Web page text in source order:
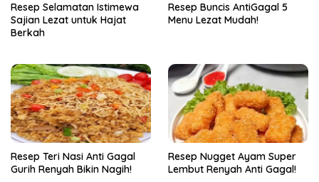
Resep Selamatan Istimewa
Sajian Lezat untuk Hajat
Berkah
Resep Buncis AntiGagal 5
Menu Lezat Mudah!
Resep Teri Nasi Anti Gagal
Gurih Renyah Bikin Nagih!
Resep Nugget Ayam Super
Lembut Renyah Anti Gagal!